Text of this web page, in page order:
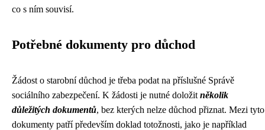
co s ním souvisí.
Potřebné dokumenty pro důchod
Žádost o starobní důchod je třeba podat na příslušné Správě
sociálního zabezpečení. K žádosti je nutné doložit několik
důležitých dokumentů, bez kterých nelze důchod přiznat. Mezi tyto
dokumenty patří především doklad totožnosti, jako je například